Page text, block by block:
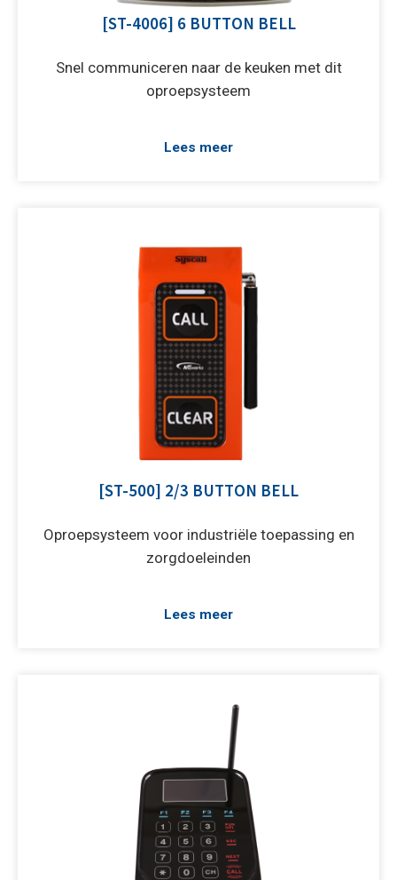
[ST-4006] 6 BUTTON BELL
Snel communiceren naar de keuken met dit
oproepsysteem
Lees meer
[ST-500] 2/3 BUTTON BELL
Oproepsysteem voor industriële toepassing en
zorgdoeleinden
Lees meer